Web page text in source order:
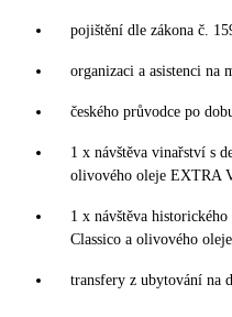
pojištění dle zákona č.
organizaci a asistenci na
českého průvodce po
1 x návštěva vinařství s
olivového oleje EXTRA
1 x návštěva
Classico a olivového oleje
transfery z ubytování na